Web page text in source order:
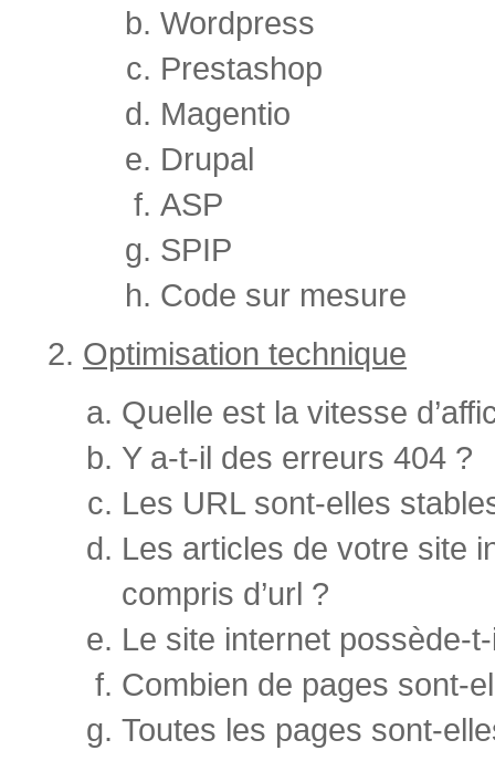
Wordpress
Prestashop
Magentio
Drupal
ASP
SPIP
Code sur mesure
Optimisation technique
Quelle est la vitesse
Y a-t-il des erreurs 404 ?
Les URL sont-elles
Les articles de votre site
compris d’url ?
Le site internet possède-
Combien de pages sont-
Toutes les pages sont-